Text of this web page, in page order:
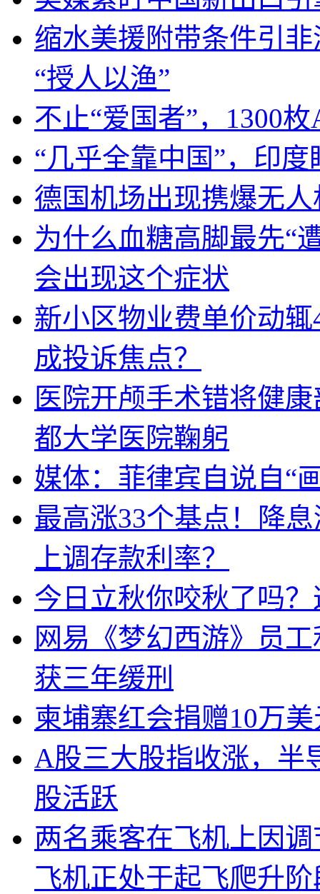
缩水美援附带条件引
“授人以渔”
不止“爱国者”，1300
“几乎全靠中国”，印
德国机场出现携爆无
为什么血糖高脚最先“
会出现这个症状
新小区物业费单价动
成投诉焦点？
医院开颅手术错将健
都大学医院鞠躬
媒体：菲律宾自说自“
最高涨33个基点！降
上调存款利率？
今日立秋你咬秋了吗
网易《梦幻西游》员
获三年缓刑
柬埔寨红会捐赠10万
A股三大股指收涨，半
股活跃
两名乘客在飞机上因
飞机正处于起飞爬升阶